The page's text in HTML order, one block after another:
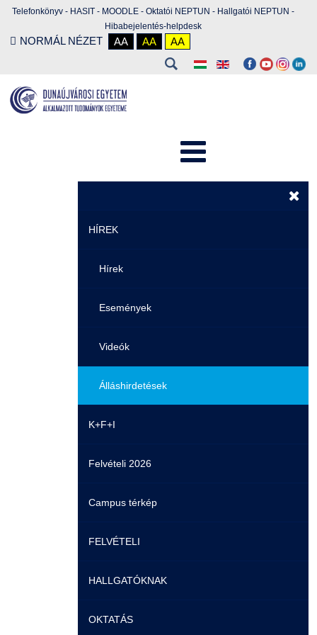
Telefonkönyv - HASIT - MOODLE - Oktatói NEPTUN - Hallgatói NEPTUN -
Hibabejelentés-helpdesk
NORMÁL NÉZET AA AA AA
HÍREK
Hírek
Események
Videók
Álláshirdetések
K+F+I
Felvételi 2026
Campus térkép
FELVÉTELI
Pontozási rendszer szabályai
Felvetteknek
HALLGATÓKNAK
Képzéseink
OKTATÁS